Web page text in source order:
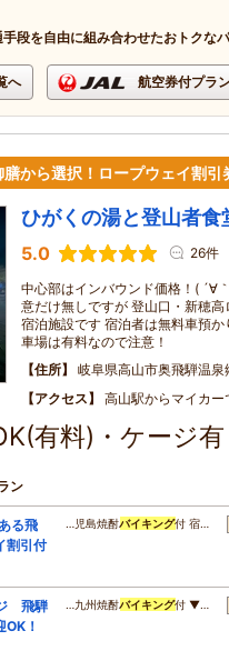
段を自由に組み合わせたおトクな
へ 航空券付プラ
から選択！ロープウェイ割引
ひがくの湯と登山者食
5.0 26件
中心部はインバウンド価格！( ´∀
意だけ無しですが 登山口・新穂
宿泊施設です 宿泊者は無料車預
車場は有料なので注意！
住所
岐阜県高山市奥飛騨温
アクセス
高山駅からマイカ
有料)・ケージ
ン
る飛
割引付
…児島焼酎バイキング付 宿…
飛騨
！
…九州焼酎バイキング付 ▼…